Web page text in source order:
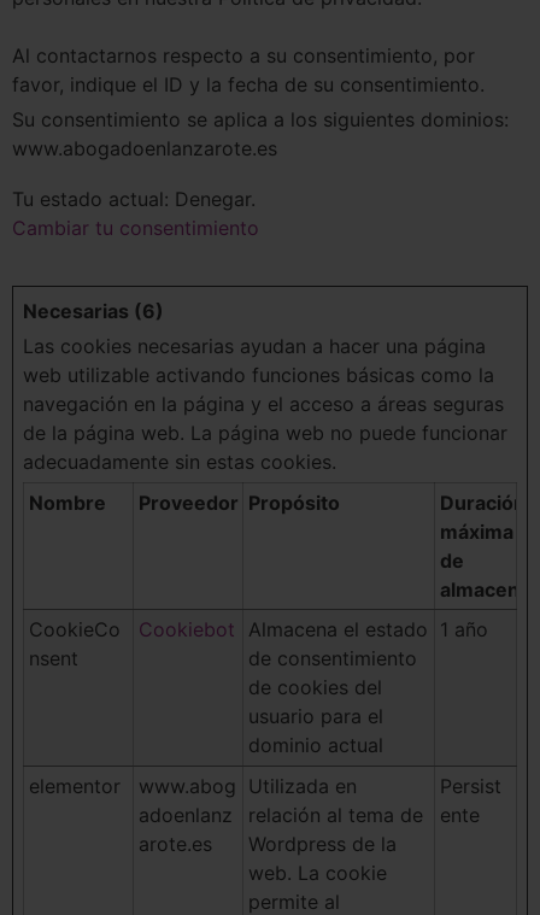
Al contactarnos respecto a su consentimiento, por
favor, indique el ID y la fecha de su consentimiento.
Su consentimiento se aplica a los siguientes dominios:
www.abogadoenlanzarote.es
Tu estado actual: Denegar.
Cambiar tu consentimiento
Necesarias (6)
Las cookies necesarias ayudan a hacer una página
web utilizable activando funciones básicas como la
navegación en la página y el acceso a áreas seguras
de la página web. La página web no puede funcionar
adecuadamente sin estas cookies.
Nombre
Proveedor Propósito
Duración
máxima
de
CookieCo
nsent
Cookiebot
Almacena el estado
de consentimiento
de cookies del
usuario para el
dominio actual
1 año
elementor
www.abog
adoenlanz
arote.es
Utilizada en
relación al tema de
Wordpress de la
web. La cookie
permite al
Persist
ente